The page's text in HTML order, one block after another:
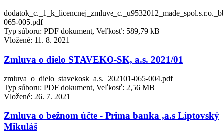
065-005.pdf
Typ súboru: PDF dokument, Veľkosť: 589,79 kB
Vložené: 11. 8. 2021
Zmluva o dielo STAVEKO-SK, a.s. 2021/01
zmluva_o_dielo_stavekosk_a.s._202101-065-004.pdf
Typ súboru: PDF dokument, Veľkosť: 2,56 MB
Vložené: 26. 7. 2021
Zmluva o bežnom účte - Prima banka ,a.s Liptovský
Mikuláš